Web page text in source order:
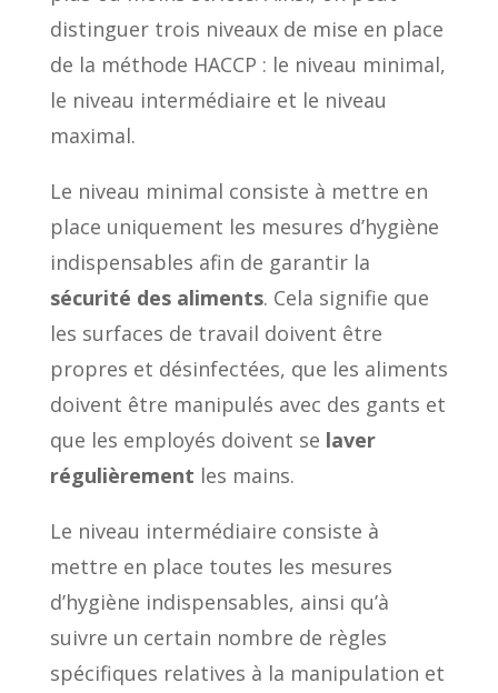
distinguer trois niveaux de mise en place
de la méthode HACCP : le niveau minimal,
le niveau intermédiaire et le niveau
maximal.
Le niveau minimal consiste à mettre en
place uniquement les mesures d’hygiène
indispensables afin de garantir la
sécurité des aliments. Cela signifie que
les surfaces de travail doivent être
propres et désinfectées, que les aliments
doivent être manipulés avec des gants et
que les employés doivent se laver
régulièrement les mains.
Le niveau intermédiaire consiste à
mettre en place toutes les mesures
d’hygiène indispensables, ainsi qu’à
suivre un certain nombre de règles
spécifiques relatives à la manipulation et